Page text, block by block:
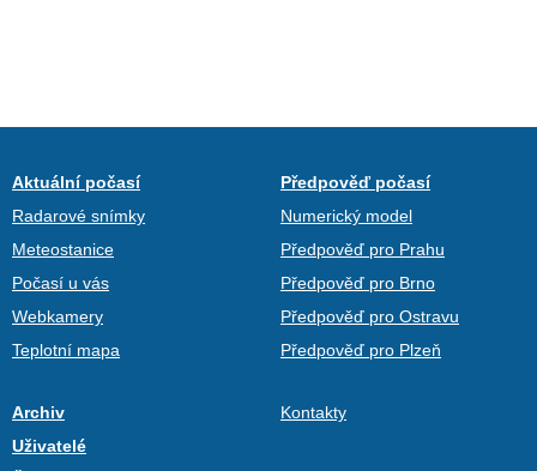
Aktuální počasí
Radarové snímky
Meteostanice
Počasí u vás
Webkamery
Teplotní mapa
Předpověď počasí
Numerický model
Předpověď pro Prahu
Předpověď pro Brno
Předpověď pro Ostravu
Předpověď pro Plzeň
Archiv
Uživatelé
Kontakty